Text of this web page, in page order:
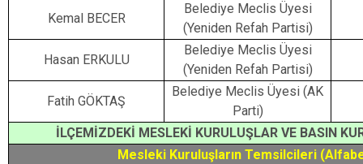
Kemal BECER
Belediye Meclis Üyesi
(Yeniden Refah Partisi)
Hasan ERKULU
Belediye Meclis Üyesi
(Yeniden Refah Partisi)
Fatih GÖKTAŞ
Belediye Meclis Üyesi (AK
Parti)
İLÇEMİZDEKİ MESLEKİ KURULUŞLAR VE BASIN
Mesleki Kuruluşların Temsilcileri